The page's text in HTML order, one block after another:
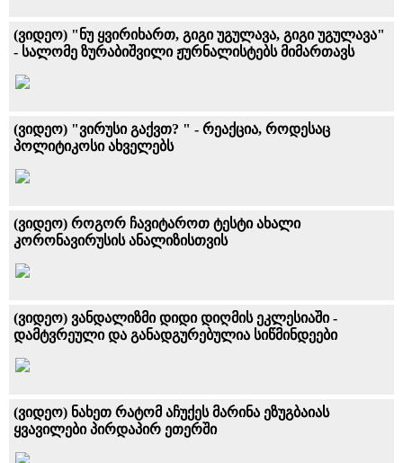
(ვიდეო) "ნუ ყვირიხართ, გიგი უგულავა, გიგი უგულავა"
- სალომე ზურაბიშვილი ჟურნალისტებს მიმართავს
(ვიდეო) "ვირუსი გაქვთ? " - რეაქცია, როდესაც
პოლიტიკოსი ახველებს
(ვიდეო) როგორ ჩავიტაროთ ტესტი ახალი
კორონავირუსის ანალიზისთვის
(ვიდეო) ვანდალიზმი დიდი დიღმის ეკლესიაში -
დამტვრეული და განადგურებულია სიწმინდეები
(ვიდეო) ნახეთ რატომ აჩუქეს მარინა ეზუგბაიას
ყვავილები პირდაპირ ეთერში